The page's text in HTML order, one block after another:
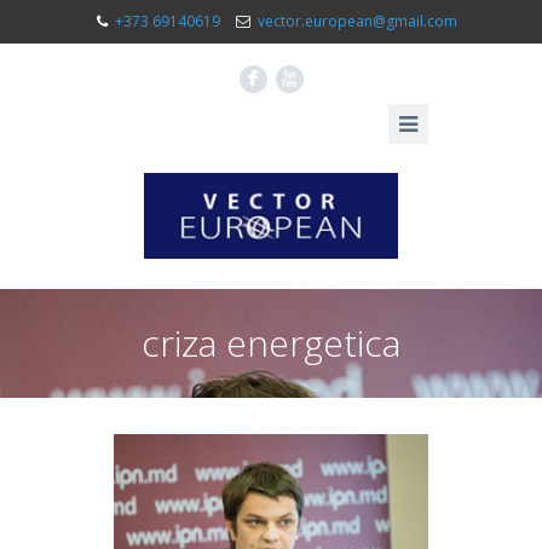
+373 69140619 vector.european@gmail.com
F X
criza energetica